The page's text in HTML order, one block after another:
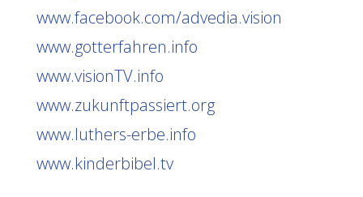
www.facebook.com/advedia.vision
www.gotterfahren.info
www.visionTV.info
www.zukunftpassiert.org
www.luthers-erbe.info
www.kinderbibel.tv